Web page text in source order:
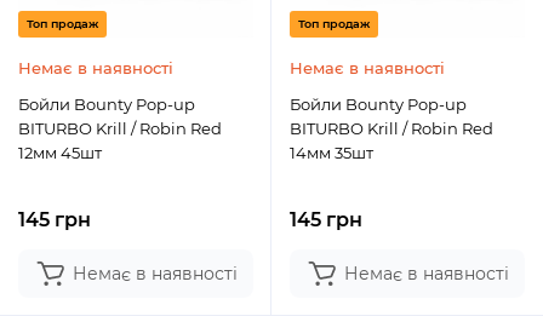
Топ продаж
Немає в наявності
Бойли Bounty Pop-up
BITURBO Krill / Robin Red
12мм 45шт
145 грн
Немає в наявності
Топ продаж
Немає в наявності
Бойли Bounty Pop-up
BITURBO Krill / Robin Red
14мм 35шт
145 грн
Немає в наявності